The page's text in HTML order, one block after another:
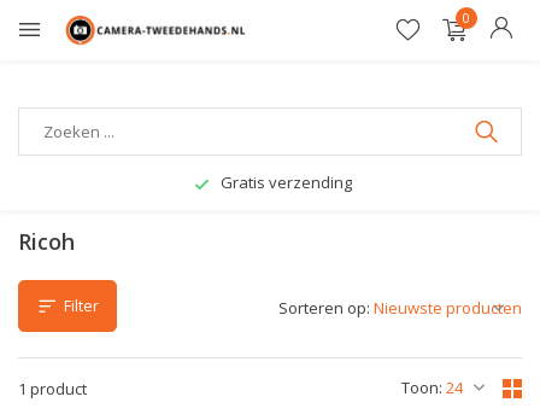
0
Gratis verzending
Ricoh
Filter
1 product Toon:
Sorteren op: